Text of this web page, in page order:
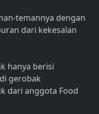
temannya dengan
dari kekesalan
hanya berisi
gerobak
dari anggota Food